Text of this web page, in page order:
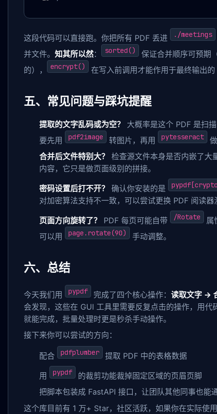
这段代码可以直接跑。你把所有 PDF 丢进 ./meetings
并文件。 知其所以然： sorted()
保证合并顺序可预期
的），
encrypt() 在写入前调用才能作用于最终输出的
五、常见问题与踩坑提醒
提取的文字乱码或为空？
大概率是这个 PDF 是扫
要先用
pdf2image 转图片，再用 pytesseract
合并后文件特别大？
检查源文件本身是否内嵌了
内容，它只是做页面级别的拼接。
密码设置后打不开？ 确认你安装的是
对加密算法支持不一致，可以尝试更换 PDF 阅读器
页面方向旋转了？ PDF 每页可能自带 /Rotate
属
可以用
page.rotate(90) 手动调整。
六、总结
今天我们用 pypdf 完成了四个核心操作： 读取文字 →
会发现，这些在 GUI 工具里需要反复点击的操作，用
就能完成，批量处理时更是秒杀手动操作。
接下来你可以尝试的方向：
配合 pdfplumber 提取 PDF 中的表格数据
用 pypdf
的裁剪功能裁掉固定区域的页眉页脚
把脚本包装成 FastAPI 接口，让团队其他同事也能
这个库目前有 1 万+ Star，社区活跃，如果你在实际使